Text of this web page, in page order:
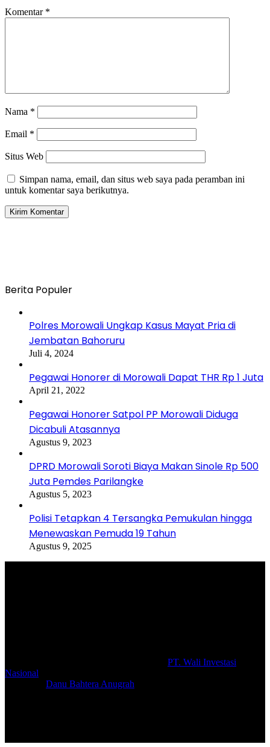
Komentar *
Nama *
Email *
Situs Web
Simpan nama, email, dan situs web saya pada peramban ini
untuk komentar saya berikutnya.
Berita Populer
Polres Morowali Ungkap Kasus Mayat Pria di
Jembatan Bahoruru
Juli 4, 2024
Pegawai Honorer di Morowali Dapat THR Rp 1 Juta
April 21, 2022
Pegawai Honorer Satpol PP Morowali Diduga
Dicabuli Atasannya
Agustus 9, 2023
DPRD Morowali Soroti Biaya Makan Sinole Rp 500
Juta Pemdes Parilangke
Agustus 5, 2023
Polisi Tetapkan 4 Tersangka Pemukulan hingga
Menewaskan Pemuda 19 Tahun
Agustus 9, 2025
PT. Wali Investasi
Nasional
Danu Bahtera Anugrah